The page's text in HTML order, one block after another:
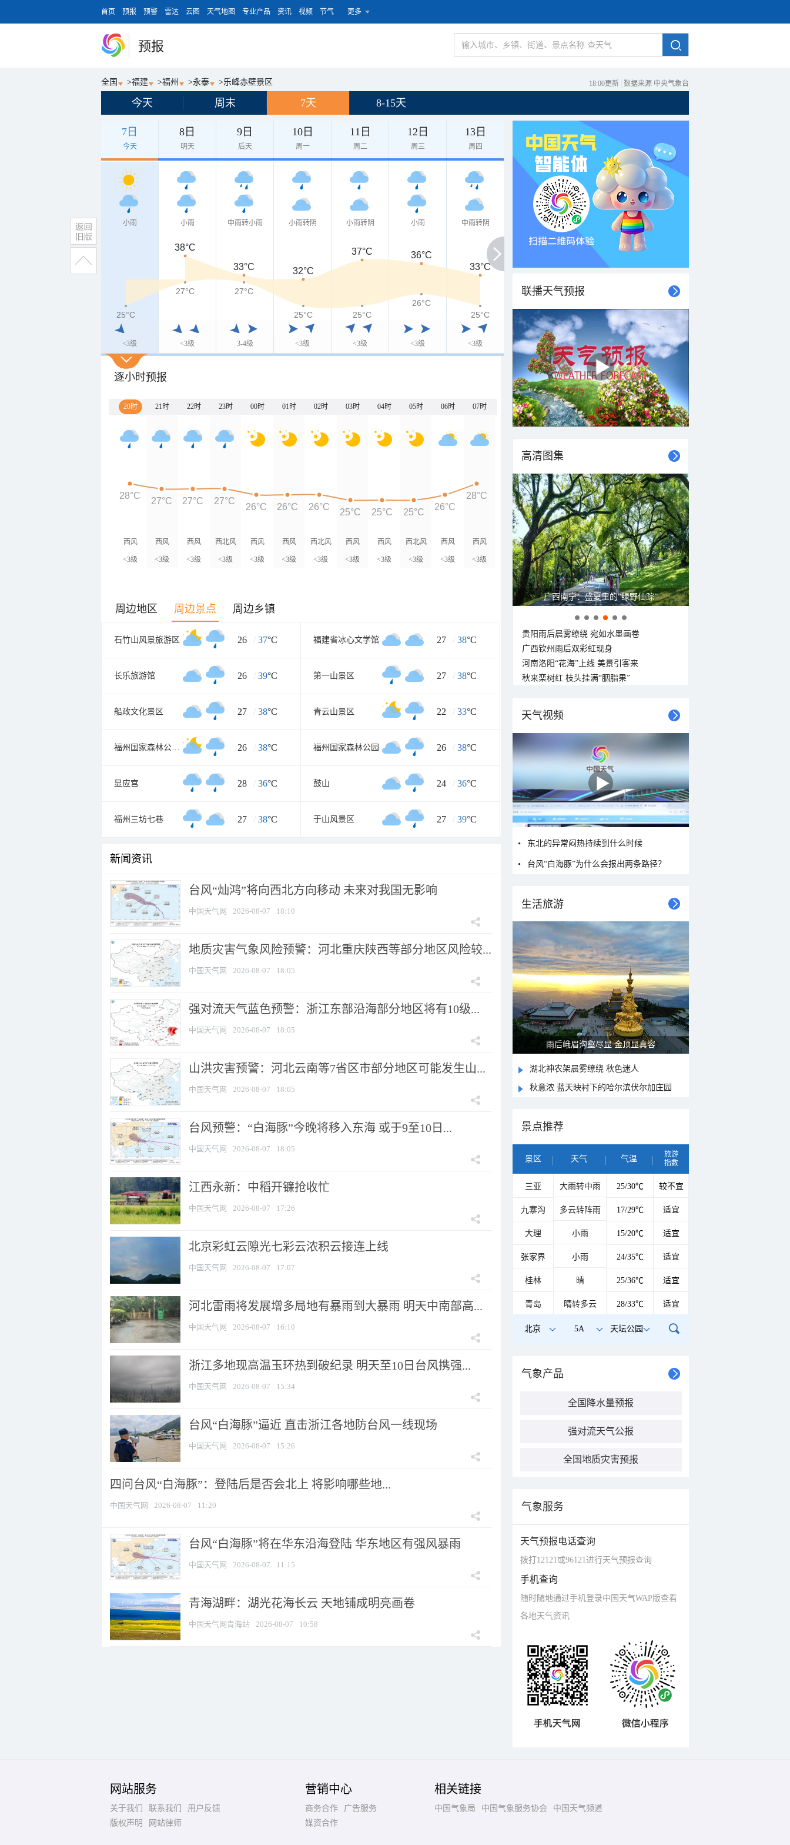
首页 预报 预警 雷达 云图 天气地图 专业产品 资讯 视频 节气 更多
预报
全国 >福建 >福州 >永泰 >乐峰赤壁景区 18:00更新 数据来源 中央气象台
今天 周末 7天 8-15天
7日
今天
8日
明天
9日
后天
10日
周一
11日
周二
12日
周三
13日
周四
小雨
<3级
小雨
<3级
中雨转小雨
3-4级
小雨转阴
<3级
小雨转阴
<3级
小雨
<3级
中雨转阴
<3级
38°C
33°C
32°C
37°C
36°C
33°C
25°C
27°C 27°C
25°C 25°C
26°C
25°C
逐小时预报
20时 21时 22时 23时 00时 01时 02时 03时 04时 05时 06时 07时
西风
<3级
西风
<3级
西风
<3级
西北风
<3级
西风
<3级
西风
<3级
西北风
<3级
西风
<3级
西风
<3级
西北风
<3级
西风
<3级
西风
<3级
28°C
27°C 27°C 27°C
26°C 26°C 26°C
25°C 25°C 25°C
26°C
28°C
周边地区 周边景点 周边乡镇
石竹山风景旅游区 26 / 37°C 福建省冰心文学馆 27 / 38°C
长乐旅游馆 26 / 39°C 第一山景区 27 / 38°C
船政文化景区 27 / 38°C 青云山景区 22 / 33°C
福州国家森林公园南门 26 / 38°C 福州国家森林公园 26 / 38°C
显应宫 28 / 36°C 鼓山 24 / 36°C
福州三坊七巷 27 / 38°C 于山风景区 27 / 39°C
新闻资讯
台风“灿鸿”将向西北方向移动 未来对我国无影响
中国天气网 2026-08-07 18:10
地质灾害气象风险预警：河北重庆陕西等部分地区风险较...
中国天气网 2026-08-07 18:05
强对流天气蓝色预警：浙江东部沿海部分地区将有10级...
中国天气网 2026-08-07 18:05
山洪灾害预警：河北云南等7省区市部分地区可能发生山...
中国天气网 2026-08-07 18:05
台风预警：“白海豚”今晚将移入东海 或于9至10日...
中国天气网 2026-08-07 18:05
江西永新：中稻开镰抢收忙
中国天气网 2026-08-07 17:26
北京彩虹云隙光七彩云浓积云接连上线
中国天气网 2026-08-07 17:07
河北雷雨将发展增多局地有暴雨到大暴雨 明天中南部高...
中国天气网 2026-08-07 16:10
浙江多地现高温玉环热到破纪录 明天至10日台风携强...
中国天气网 2026-08-07 15:34
台风“白海豚”逼近 直击浙江各地防台风一线现场
中国天气网 2026-08-07 15:26
四问台风“白海豚”：登陆后是否会北上 将影响哪些地...
中国天气网 2026-08-07 11:20
台风“白海豚”将在华东沿海登陆 华东地区有强风暴雨
中国天气网 2026-08-07 11:15
青海湖畔：湖光花海长云 天地铺成明亮画卷
中国天气网青海站 2026-08-07 10:58
联播天气预报
高清图集
广西南宁：盛夏里的“绿野仙踪”
贵阳雨后晨雾缭绕 宛如水墨画卷
广西钦州雨后双彩虹现身
河南洛阳“花海”上线 美景引客来
秋来栾树红 枝头挂满“胭脂果”
天气视频
东北的异常闷热持续到什么时候
台风“白海豚”为什么会报出两条路径？
生活旅游
雨后峨眉沟壑尽显 金顶显真容
湖北神农架晨雾缭绕 秋色迷人
秋意浓 蓝天映衬下的哈尔滨伏尔加庄园
景点推荐
景区 天气 气温
旅游
指数
三亚 大雨转中雨 25/30℃ 较不宜
九寨沟 多云转阵雨 17/29℃ 适宜
大理 小雨 15/20℃ 适宜
张家界 小雨 24/35℃ 适宜
桂林 晴 25/36℃ 适宜
青岛 晴转多云 28/33℃ 适宜
北京 5A 天坛公园
气象产品
全国降水量预报
强对流天气公报
全国地质灾害预报
气象服务
天气预报电话查询
拨打12121或96121进行天气预报查询
手机查询
随时随地通过手机登录中国天气WAP版查看
各地天气资讯
网站服务
关于我们 联系我们
用户反馈
版权声明
网站律师
营销中心
商务合作
广告服务
媒资合作
相关链接
中国气象局 中国气象服务协会 中国天气频道